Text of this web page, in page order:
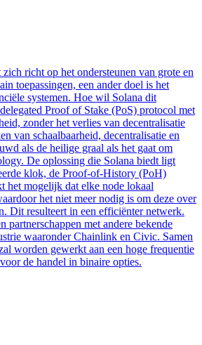
zich richt op het ondersteunen van grote en
toepassingen, een ander doel is het
systemen. Hoe wil Solana dit
Proof of Stake (PoS) protocol met
zonder het verlies van decentralisatie
van schaalbaarheid, decentralisatie en
als de heilige graal als het gaat om
De oplossing die Solana biedt ligt
klok, de Proof-of-History (PoH)
het mogelijk dat elke node lokaal
het niet meer nodig is om deze over
Dit resulteert in een efficiënter netwerk.
partnerschappen met andere bekende
waaronder Chainlink en Civic. Samen
worden gewerkt aan een hoge frequentie
de handel in binaire opties.